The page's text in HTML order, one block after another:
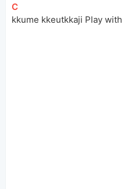
[
C
kkume kkeutkkaji Play with